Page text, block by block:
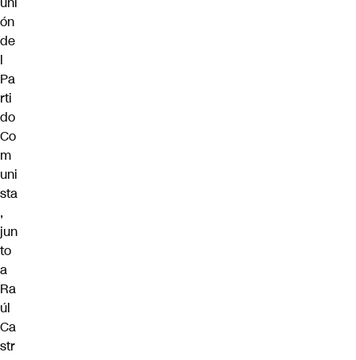
ón
de
l
Pa
rti
do
Co
m
uni
sta
,
jun
to
a
Ra
úl
Ca
str